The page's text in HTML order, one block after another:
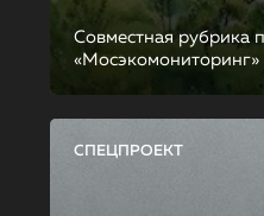
Совместная рубрика
«Мосэкомониторинг»
СПЕЦПРОЕКТ